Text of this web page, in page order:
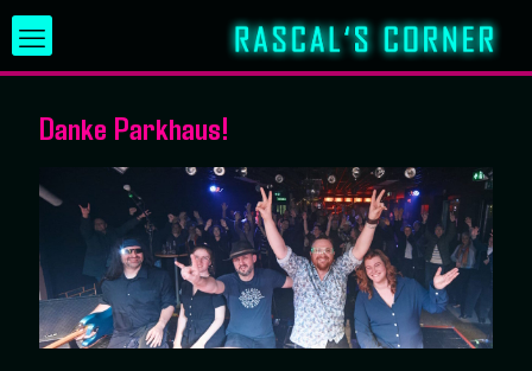
Danke Parkhaus!